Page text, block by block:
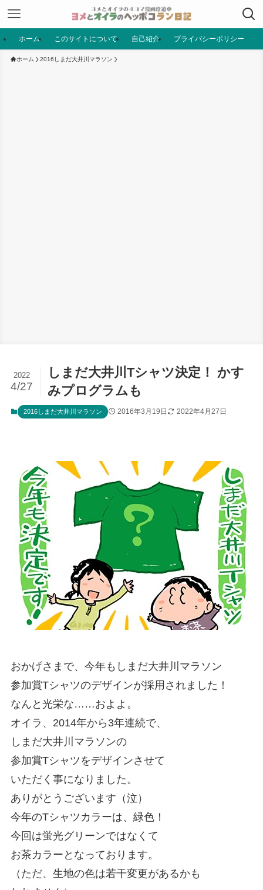
ホーム このサイトについて 自己紹介 プライバシーポリシー
ホーム 2016しまだ大井川マラソン
しまだ大井川Tシャツ決定！ かす
みプログラムも
2022
4/27
2016しまだ大井川マラソン 2016年3月19日 2022年4月27日
おかげさまで、今年もしまだ大井川マラソン
参加賞Tシャツのデザインが採用されました！
なんと光栄な……およよ。
オイラ、2014年から3年連続で、
しまだ大井川マラソンの
参加賞Tシャツをデザインさせて
いただく事になりました。
ありがとうございます（泣）
今年のTシャツカラーは、緑色！
今回は蛍光グリーンではなくて
お茶カラーとなっております。
（ただ、生地の色は若干変更があるかも